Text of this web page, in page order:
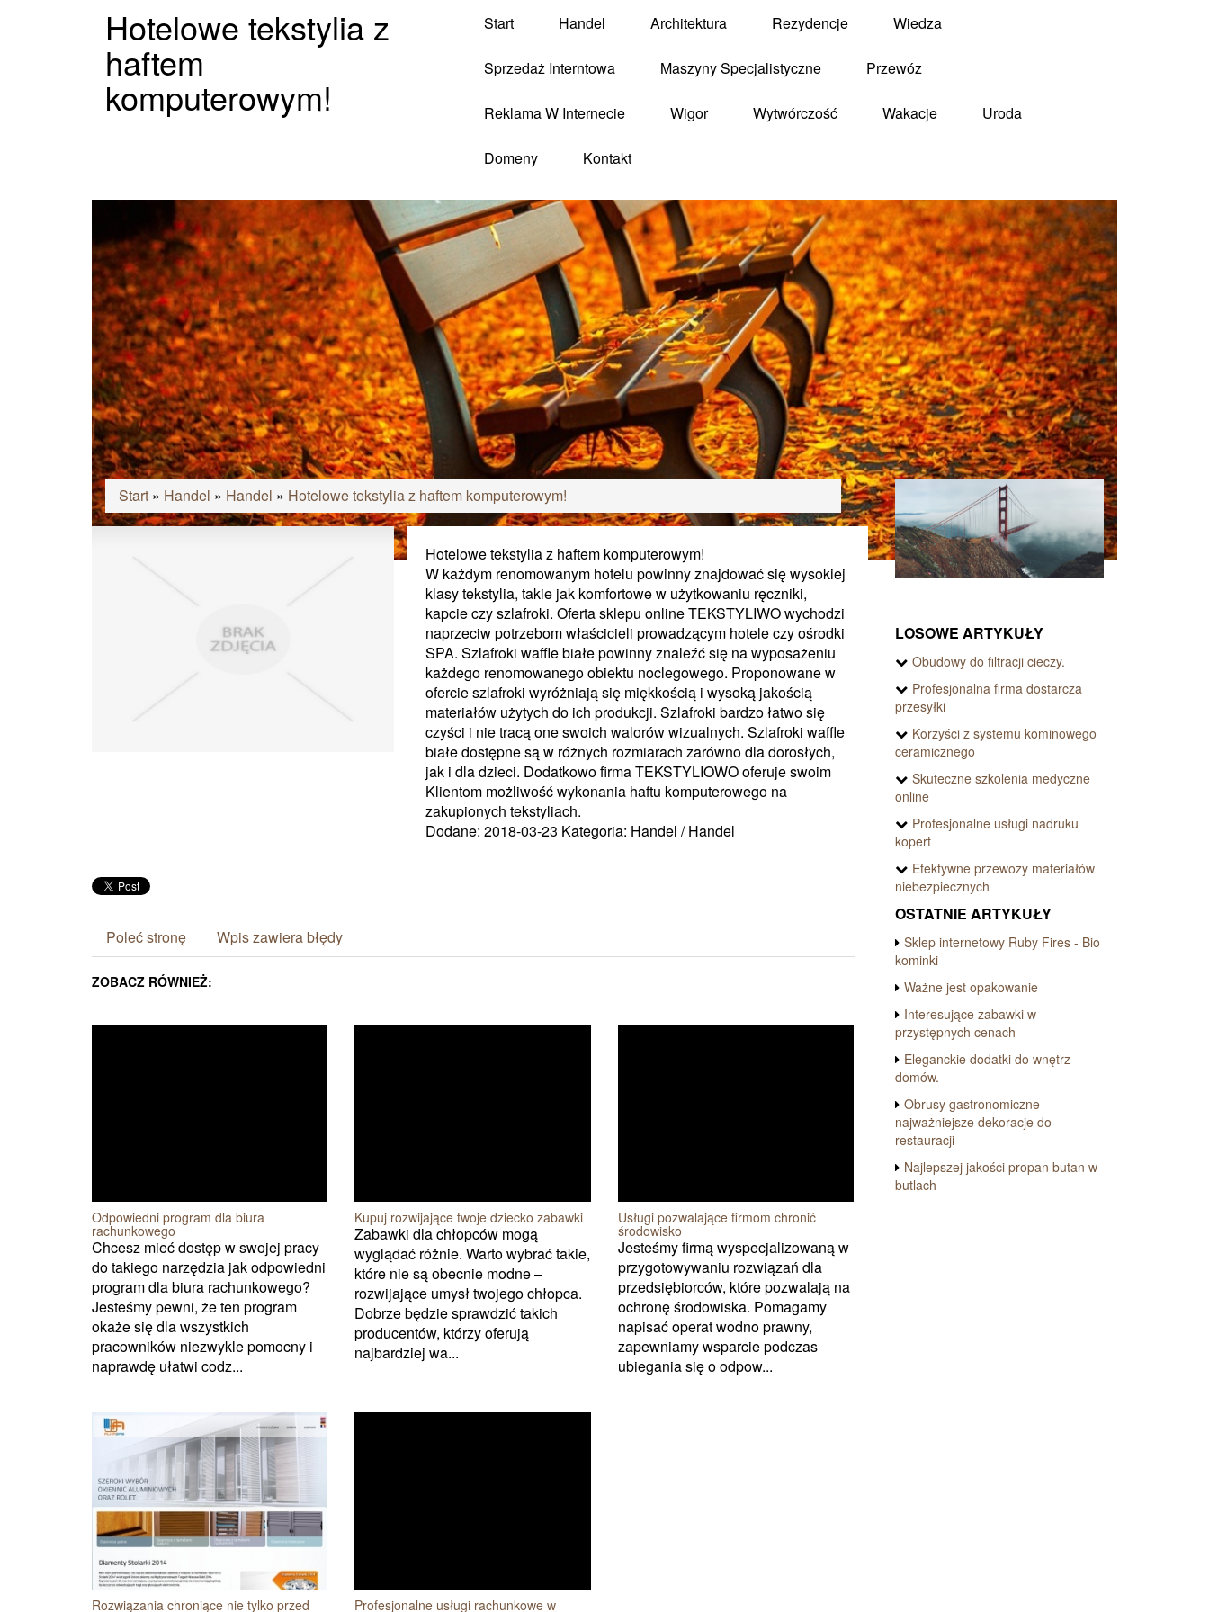
Hotelowe tekstylia z
haftem
komputerowym!
Start Handel Architektura Rezydencje Wiedza
Sprzedaż Interntowa Maszyny Specjalistyczne Przewóz
Reklama W Internecie Wigor Wytwórczość Wakacje Uroda
Domeny Kontakt
Start » Handel » Handel » Hotelowe tekstylia z haftem komputerowym!
Hotelowe tekstylia z haftem komputerowym!
W każdym renomowanym hotelu powinny znajdować się wysokiej
klasy tekstylia, takie jak komfortowe w użytkowaniu ręczniki,
kapcie czy szlafroki. Oferta sklepu online TEKSTYLIWO wychodzi
naprzeciw potrzebom właścicieli prowadzącym hotele czy ośrodki
SPA. Szlafroki waffle białe powinny znaleźć się na wyposażeniu
każdego renomowanego obiektu noclegowego. Proponowane w
ofercie szlafroki wyróżniają się miękkością i wysoką jakością
materiałów użytych do ich produkcji. Szlafroki bardzo łatwo się
czyści i nie tracą one swoich walorów wizualnych. Szlafroki waffle
białe dostępne są w różnych rozmiarach zarówno dla dorosłych,
jak i dla dzieci. Dodatkowo firma TEKSTYLIOWO oferuje swoim
Klientom możliwość wykonania haftu komputerowego na
zakupionych tekstyliach.
Dodane: 2018-03-23 Kategoria: Handel / Handel
Poleć stronę Wpis zawiera błędy
ZOBACZ RÓWNIEŻ:
Odpowiedni program dla biura
rachunkowego
Chcesz mieć dostęp w swojej pracy
do takiego narzędzia jak odpowiedni
program dla biura rachunkowego?
Jesteśmy pewni, że ten program
okaże się dla wszystkich
pracowników niezwykle pomocny i
naprawdę ułatwi codz...
Kupuj rozwijające twoje dziecko zabawki
Zabawki dla chłopców mogą
wyglądać różnie. Warto wybrać takie,
które nie są obecnie modne –
rozwijające umysł twojego chłopca.
Dobrze będzie sprawdzić takich
producentów, którzy oferują
najbardziej wa...
Usługi pozwalające firmom chronić
środowisko
Jesteśmy firmą wyspecjalizowaną w
przygotowywaniu rozwiązań dla
przedsiębiorców, które pozwalają na
ochronę środowiska. Pomagamy
napisać operat wodno prawny,
zapewniamy wsparcie podczas
ubiegania się o odpow...
Rozwiązania chroniące nie tylko przed Profesjonalne usługi rachunkowe w
LOSOWE ARTYKUŁY
Obudowy do filtracji cieczy.
Profesjonalna firma dostarcza
przesyłki
Korzyści z systemu kominowego
ceramicznego
Skuteczne szkolenia medyczne
online
Profesjonalne usługi nadruku
kopert
Efektywne przewozy materiałów
niebezpiecznych
OSTATNIE ARTYKUŁY
Sklep internetowy Ruby Fires - Bio
kominki
Ważne jest opakowanie
Interesujące zabawki w
przystępnych cenach
Eleganckie dodatki do wnętrz
domów.
Obrusy gastronomiczne-
najważniejsze dekoracje do
restauracji
Najlepszej jakości propan butan w
butlach